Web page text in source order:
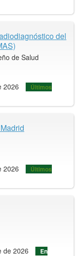
del
de Salud
2026
Últimos
2026
Últimos
de 2026
En